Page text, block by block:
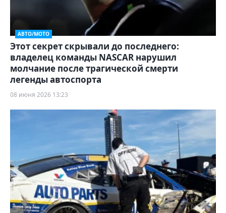
АВТО/МОТО
Этот секрет скрывали до последнего:
владелец команды NASCAR нарушил
молчание после трагической смерти
легенды автоспорта
08 июня 2026 13:23